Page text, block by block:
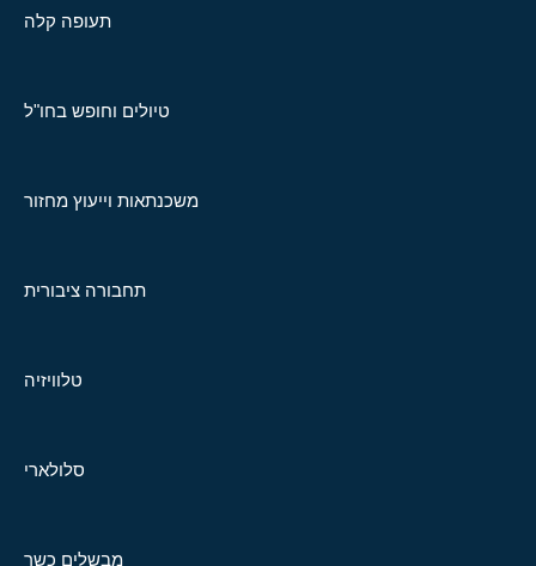
תעופה קלה
טיולים וחופש בחו"ל
משכנתאות וייעוץ מחזור
תחבורה ציבורית
טלוויזיה
סלולארי
מבשלים כשר